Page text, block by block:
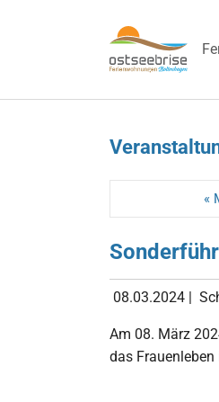
«
08.03.2024 |
Am 08. März
das Frauenleben